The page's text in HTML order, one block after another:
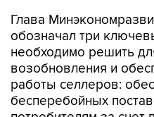
Глава
обозначал три
необходимо решить
возобновления и
работы селлеров:
бесперебойных